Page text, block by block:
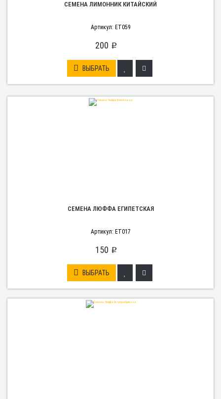
СЕМЕНА ЛИМОННИК КИТАЙСКИЙ
Артикул: ET059
200 p
ВЫБРАТЬ
СЕМЕНА ЛЮФФА ЕГИПЕТСКАЯ
Артикул: ET017
150 p
ВЫБРАТЬ